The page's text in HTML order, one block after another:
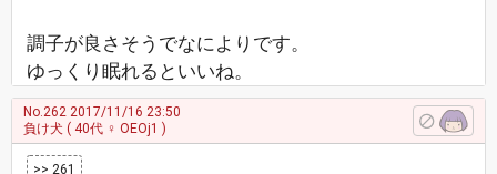
調子が良さそうでなによりです。
ゆっくり眠れるといいね。
No.262 2017/11/16 23:50
負け犬 ( 40代 ♀ OEOj1 )
>> 261